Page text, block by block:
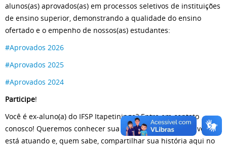
alunos(as) aprovados(as) em processos seletivos de instituições
de ensino superior, demonstrando a qualidade do ensino
ofertado e o empenho de nossos(as) estudantes:
#Aprovados 2026
#Aprovados 2025
#Aprovados 2024
Participe!
Você é ex-aluno(a) do IFSP Itapetininga? Entre em contato
conosco! Queremos conhecer sua trajetória, saber onde você
está atuando e, quem sabe, compartilhar sua história aqui no